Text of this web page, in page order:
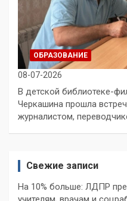
ОБРАЗОВАНИЕ
08-07-2026
В детской библиотеке-
Черкашина прошла
журналистом,
Свежие записи
На 10% больше: ЛДПР